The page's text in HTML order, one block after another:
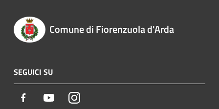
Comune di Fiorenzuola d'Arda
SEGUICI SU
Facebook YoutubeInstagram